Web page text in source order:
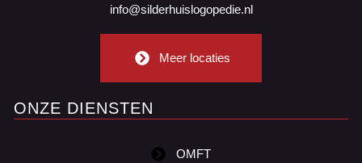
info@silderhuislogopedie.nl
Meer locaties
ONZE DIENSTEN
OMFT